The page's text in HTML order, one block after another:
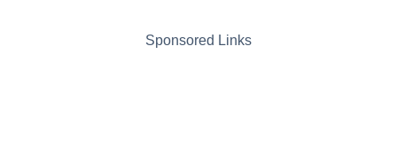
Sponsored Links